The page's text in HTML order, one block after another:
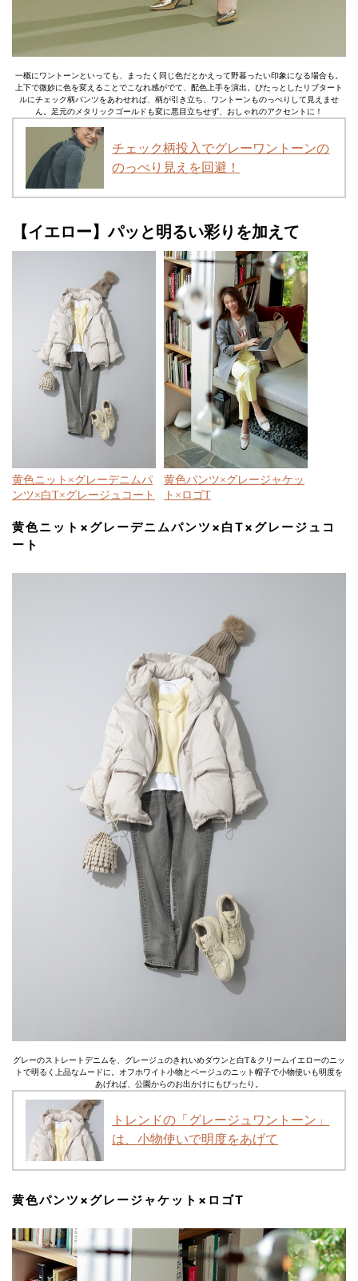
一概にワントーンといっても、まったく同じ色だとかえって野暮ったい印象になる場合も。
上下で微妙に色を変えることでこなれ感がでて、配色上手を演出。ぴたっとしたリブタート
ルにチェック柄パンツをあわせれば、柄が引き立ち、ワントーンものっぺりして見えませ
ん。足元のメタリックゴールドも変に悪目立ちせず、おしゃれのアクセントに！
チェック柄投入でグレーワントーンの
のっぺり見えを回避！
【イエロー】パッと明るい彩りを加えて
黄色ニット×グレーデニムパ
ンツ×白T×グレージュコート
黄色パンツ×グレージャケッ
ト×ロゴT
黄色ニット×グレーデニムパンツ×白T×グレージュコ
ート
グレーのストレートデニムを、グレージュのきれいめダウンと白T＆クリームイエローのニッ
トで明るく上品なムードに。オフホワイト小物とベージュのニット帽子で小物使いも明度を
あげれば、公園からのお出かけにもぴったり。
トレンドの「グレージュワントーン」
は、小物使いで明度をあげて
黄色パンツ×グレージャケット×ロゴT